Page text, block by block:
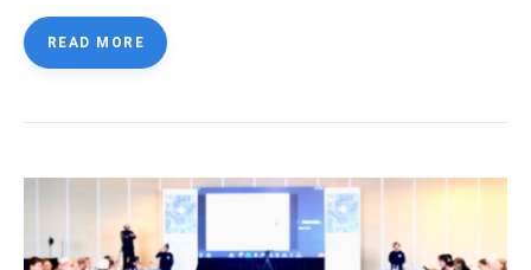
READ MORE